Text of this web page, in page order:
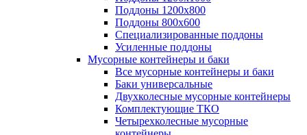
Поддоны 1200х800
Поддоны 800х600
Специализированные поддоны
Усиленные поддоны
Мусорные контейнеры и баки
Все мусорные контейнеры и баки
Баки универсальные
Двухколесные мусорные контейнеры
Комплектующие ТКО
Четырехколесные мусорные